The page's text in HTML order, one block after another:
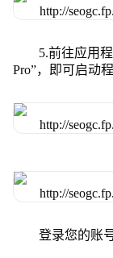
5.前往应用
Pro”，即可启动程
登录您的账